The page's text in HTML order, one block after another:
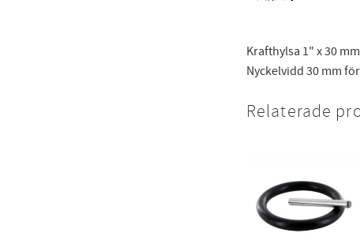
Krafthylsa 1" x 30 mm
Nyckelvidd 30 mm för
Relaterade